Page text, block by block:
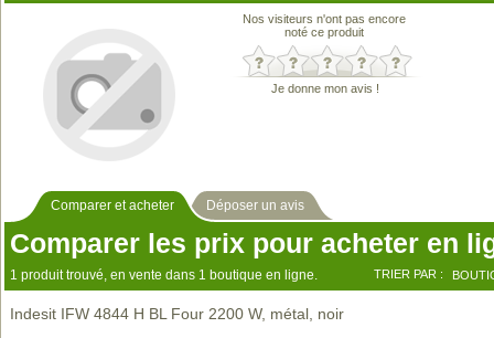
Nos visiteurs n'ont pas encore
noté ce produit
Je donne mon avis !
Comparer et acheter Déposer un avis
Comparer les prix pour acheter en
1 produit trouvé, en vente dans 1 boutique en ligne. TRIER PAR :
Indesit IFW 4844 H BL Four 2200 W, métal, noir